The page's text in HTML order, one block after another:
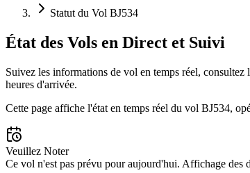
Statut du Vol BJ534
État des Vols en Direct et Suivi
Suivez les informations de vol en temps réel, consultez
heures d'arrivée.
Cette page affiche l'état en temps réel du vol BJ534,
Veuillez Noter
Ce vol n'est pas prévu pour aujourd'hui. Affichage des